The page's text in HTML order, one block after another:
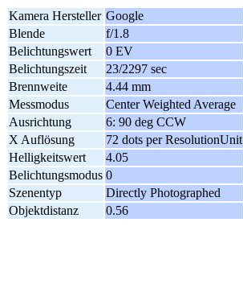
Kamera Hersteller Google
Blende
f/1.8
Belichtungswert
0 EV
Belichtungszeit
23/2297 sec
Brennweite
4.44 mm
Messmodus
Center Weighted Average
Ausrichtung
6: 90 deg CCW
X Auflösung
72 dots per ResolutionUnit
Helligkeitswert
4.05
Belichtungsmodus 0
Szenentyp
Directly Photographed
Objektdistanz
0.56